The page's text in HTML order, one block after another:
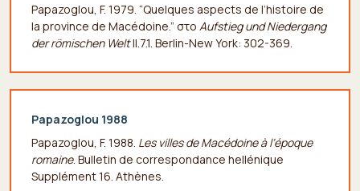
Papazoglou, F. 1979. “Quelques aspects de l’histoire de
la province de Macédoine.” στο Aufstieg und Niedergang
der römischen WeltII.7.1. Berlin-New York: 302-369.
Papazoglou 1988
Papazoglou, F. 1988. Les villes de Macédoine à l’époque
romaine. Bulletin de correspondance hellénique
Supplément 16. Athènes.